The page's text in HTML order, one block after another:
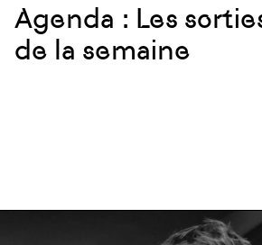
Agenda : Les
de la semaine